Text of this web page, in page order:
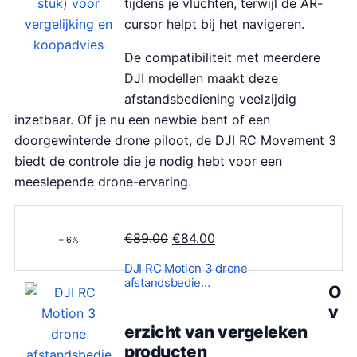
tijdens je vluchten, terwijl de AR-
cursor helpt bij het navigeren.
De compatibiliteit met meerdere
DJI modellen maakt deze
afstandsbediening veelzijdig
inzetbaar. Of je nu een newbie bent of een
doorgewinterde drone piloot, de DJI RC Movement 3
biedt de controle die je nodig hebt voor een
meeslepende drone-ervaring.
– 6% €89.00 O
r
r
€84.00
g
DJI RC Motion 3 drone
afstandsbedie…
O
v
erzicht van vergeleken
producten